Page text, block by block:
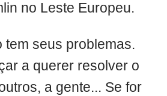
no Leste Europeu.
tem seus problemas.
a querer resolver o
a gente... Se for